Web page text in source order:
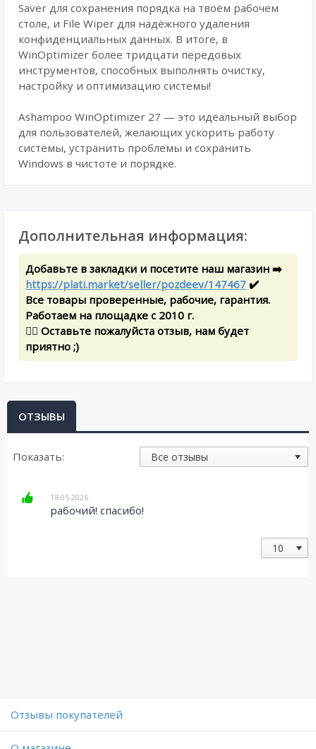
Saver для сохранения порядка на твоём рабочем
столе, и File Wiper для надёжного удаления
конфиденциальных данных. В итоге, в
WinOptimizer более тридцати передовых
инструментов, способных выполнять очистку,
настройку и оптимизацию системы!
Ashampoo WinOptimizer 27 — это идеальный выбор
для пользователей, желающих ускорить работу
системы, устранить проблемы и сохранить
Windows в чистоте и порядке.
Дополнительная информация:
Добавьте в закладки и посетите наш магазин ➡️
https://plati.market/seller/pozdeev/147467 ✔️
Все товары проверенные, рабочие, гарантия.
Работаем на площадке с 2010 г.
✍🏻 Оставьте пожалуйста отзыв, нам будет
приятно ;)
ОТЗЫВЫ
Показать:
18.05.2026
рабочий! спасибо!
Отзывы покупателей